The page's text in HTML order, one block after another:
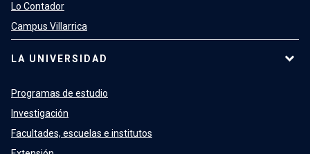
Lo Contador
Campus Villarrica
LA UNIVERSIDAD
Programas de estudio
Investigación
Facultades, escuelas e institutos